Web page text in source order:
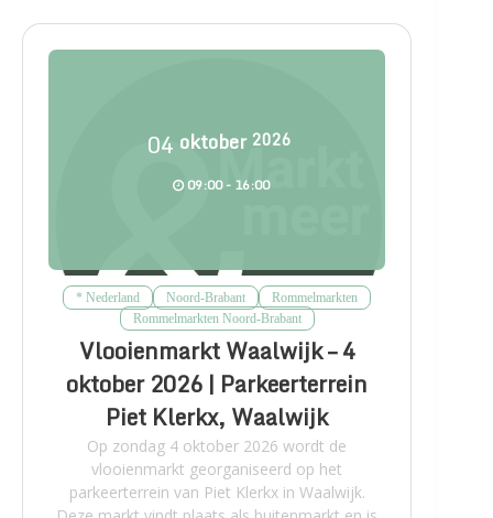
04 oktober 2026
09:00 - 16:00
* Nederland Noord-Brabant
Rommelmarkten
Rommelmarkten Noord-Brabant
Vlooienmarkt Waalwijk – 4
oktober 2026 | Parkeerterrein
Piet Klerkx, Waalwijk
Op zondag 4 oktober 2026 wordt de
vlooienmarkt georganiseerd op het
parkeerterrein van Piet Klerkx in Waalwijk.